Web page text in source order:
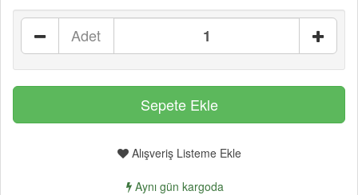
Adet
Alışveriş Listeme Ekle
Aynı gün kargoda